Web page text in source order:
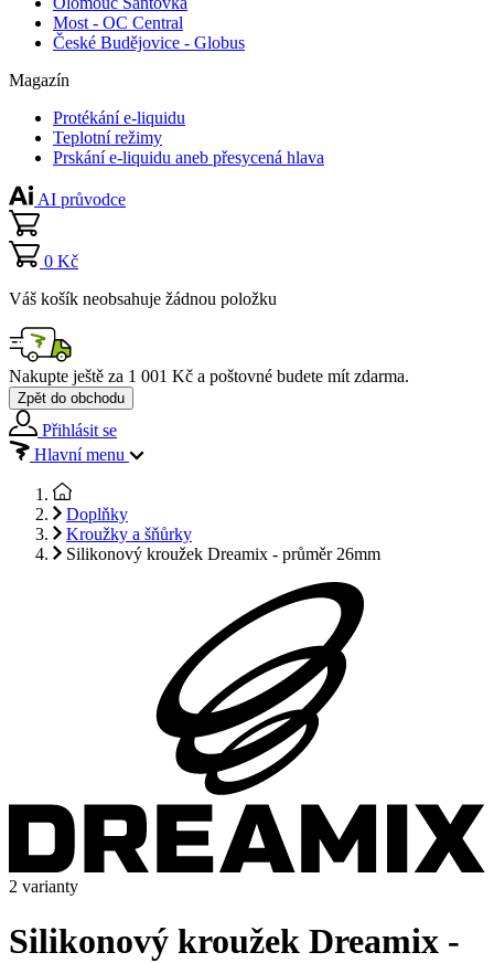
Most - OC Central
České Budějovice - Globus
Magazín
Protékání e-liquidu
Teplotní režimy
Prskání e-liquidu aneb přesycená hlava
AI průvodce
0 Kč
Váš košík neobsahuje žádnou položku
Nakupte ještě za 1 001 Kč a poštovné budete mít zdarma.
Zpět do obchodu
Přihlásit se
Hlavní menu
Doplňky
Kroužky a šňůrky
Silikonový kroužek Dreamix - průměr 26mm
2 varianty
Silikonový kroužek Dreamix -